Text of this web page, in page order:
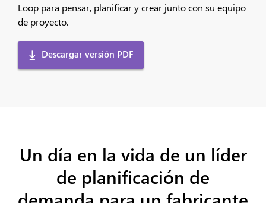
Loop para pensar, planificar y crear junto con su equipo
de proyecto.
Descargar versión PDF
Un día en la vida de un líder
de planificación de